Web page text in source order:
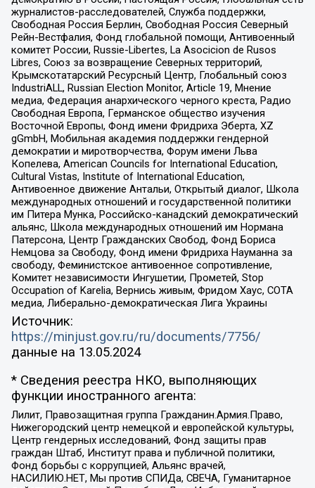
журналистов-расследователей, Служба поддержки,
Свободная Россия Берлин, Свободная Россия Северный
Рейн-Вестфалия, Фонд глобальной помощи, Антивоенный
комитет России, Russie-Libertes, La Asocicion de Rusos
Libres, Союз за возвращение Северных территорий,
Крымскотатарский Ресурсный Центр, Глобальный союз
IndustriALL, Russian Election Monitor, Article 19, Мнение
медиа, Федерация анархического черного креста, Радио
Свободная Европа, Германское общество изучения
Восточной Европы, Фонд имени Фридриха Эберта, XZ
gGmbH, Мобильная академия поддержки гендерной
демократии и миротворчества, Форум имени Льва
Копелева, American Councils for International Education,
Cultural Vistas, Institute of International Education,
Антивоенное движение Антальи, Открытый диалог, Школа
международных отношений и государственной политики
им Питера Мунка, Российско-канадский демократический
альянс, Школа международных отношений им Нормана
Патерсона, Центр Гражданских Свобод, Фонд Бориса
Немцова за Свободу, Фонд имени Фридриха Науманна за
свободу, Феминистское антивоенное сопротивление,
Комитет независимости Ингушетии, Прометей, Stop
Occupation of Karelia, Вернись живым, Фридом Хаус, СОТА
медиа, Либерально-демократическая Лига Украины
Источник:
https://minjust.gov.ru/ru/documents/7756/
данные на 13.05.2024
* Сведения реестра НКО, выполняющих
функции иностранного агента:
Лилит, Правозащитная группа Гражданин.Армия.Право,
Нижегородский центр немецкой и европейской культуры,
Центр гендерных исследований, Фонд защиты прав
граждан Штаб, Институт права и публичной политики,
Фонд борьбы с коррупцией, Альянс врачей,
НАСИЛИЮ.НЕТ, Мы против СПИДа, СВЕЧА, Гуманитарное